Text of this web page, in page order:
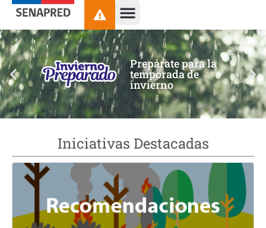
contenido
Prepárate para la
temporada de
invierno
Iniciativas Destacadas